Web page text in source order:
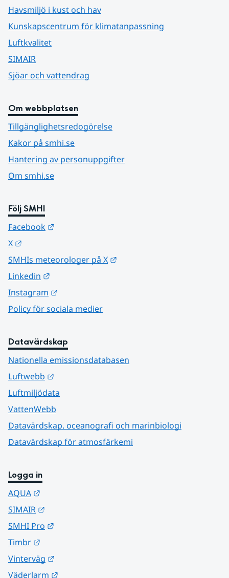
Havsmiljö i kust och hav
Kunskapscentrum för klimatanpassning
Luftkvalitet
SIMAIR
Sjöar och vattendrag
Om webbplatsen
Tillgänglighetsredogörelse
Kakor på smhi.se
Hantering av personuppgifter
Om smhi.se
Följ SMHI
Facebook
X
SMHIs meteorologer på X
Linkedin
Instagram
Policy för sociala medier
Datavärdskap
Nationella emissionsdatabasen
Luftwebb
Luftmiljödata
VattenWebb
Datavärdskap, oceanografi och marinbiologi
Datavärdskap för atmosfärkemi
Logga in
AQUA
SIMAIR
SMHI Pro
Timbr
Vinterväg
Väderlarm